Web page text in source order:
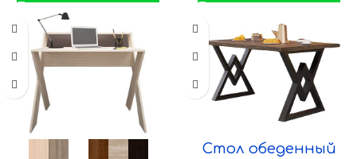
Стол обеденный